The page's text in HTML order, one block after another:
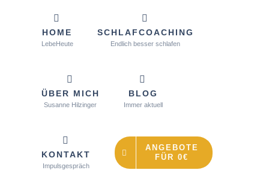
HOME
LebeHeute
SCHLAFCOACHING
Endlich besser schlafen
ÜBER MICH
Susanne Hilzinger
BLOG
Immer aktuell
KONTAKT
Impulsgespräch
ANGEBOTE
FÜR 0€
Schlafprobleme? Mach den Schlaf-Check für
Jetzt herunterladen